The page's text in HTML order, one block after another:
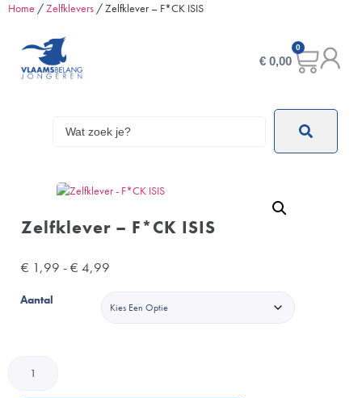
Home /Zelfklevers / Zelfklever – F*CK ISIS
€ 0,00
0
Zelfklever – F*CK ISIS
€ 1,99 -€ 4,99
Aantal